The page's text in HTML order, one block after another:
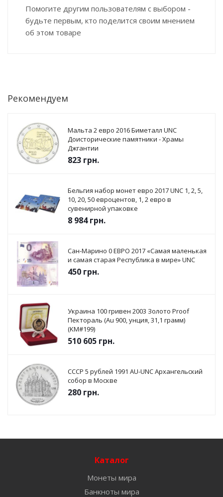
Помогите другим пользователям с выбором -
будьте первым, кто поделится своим мнением
об этом товаре
Рекомендуем
Мальта 2 евро 2016 Биметалл UNC
Доисторические памятники - Храмы
Джгантии
823 грн.
Бельгия набор монет евро 2017 UNC 1, 2, 5,
10, 20, 50 евроцентов, 1, 2 евро в
сувенирной упаковке
8 984грн.
Сан-Марино 0 ЕВРО 2017 «Самая маленькая
и самая старая Республика в мире» UNC
450 грн.
Украина 100 гривен 2003 Золото Proof
Пектораль (Au 900, унция, 31,1 грамм)
(KM#199)
510 605 грн.
СССР 5 рублей 1991 AU-UNC Архангельский
собор в Москве
280 грн.
Каталог
Монеты мира
Банкноты мира